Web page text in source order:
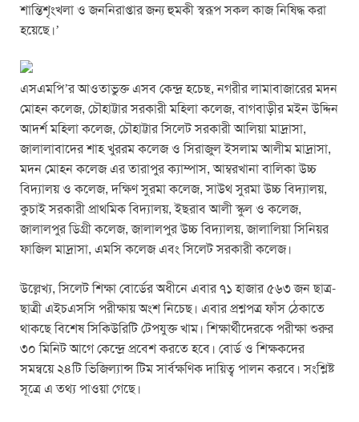
শান্তিশৃংখলা ও জননিরাপ্তার জন্য হুমকী স্বরূপ সকল কাজ নিষিদ্ধ করা
হয়েছে।’
এসএমপি’র আওতাভুক্ত এসব কেন্দ্র হচেছ, নগরীর লামাবাজারের মদন
মোহন কলেজ, চৌহাট্টার সরকারী মহিলা কলেজ, বাগবাড়ীর মইন উদ্দিন
আদর্শ মহিলা কলেজ, চৌহাট্টার সিলেট সরকারী আলিয়া মাদ্রাসা,
জালালাবাদের শাহ খুররম কলেজ ও সিরাজুল ইসলাম আলীম মাদ্রাসা,
মদন মোহন কলেজ এর তারাপুর ক্যাম্পাস, আম্বরখানা বালিকা উচ্চ
বিদ্যালয় ও কলেজ, দক্ষিণ সুরমা কলেজ, সাউথ সুরমা উচ্চ বিদ্যালয়,
কুচাই সরকারী প্রাথমিক বিদ্যালয়, ইছরাব আলী স্কুল ও কলেজ,
জালালপুর ডিগ্রী কলেজ, জালালপুর উচ্চ বিদ্যালয়, জালালিয়া সিনিয়র
ফাজিল মাদ্রাসা, এমসি কলেজ এবং সিলেট সরকারী কলেজ।
উল্লেখ্য, সিলেট শিক্ষা বোর্ডের অধীনে এবার ৭১ হাজার ৫৬৩ জন ছাত্র-
ছাত্রী এইচএসসি পরীক্ষায় অংশ নিচেছ। এবার প্রশ্নপত্র ফাঁস ঠেকাতে
থাকছে বিশেষ সিকিউরিটি টেপযুক্ত খাম। শিক্ষার্থীদেরকে পরীক্ষা শুরুর
৩০ মিনিট আগে কেন্দ্রে প্রবেশ করতে হবে। বোর্ড ও শিক্ষকদের
সমন্বয়ে ২৪টি ভিজিল্যান্স টিম সার্বক্ষণিক দায়িত্ব পালন করবে। সংশ্লিষ্ট
সূত্রে এ তথ্য পাওয়া গেছে।